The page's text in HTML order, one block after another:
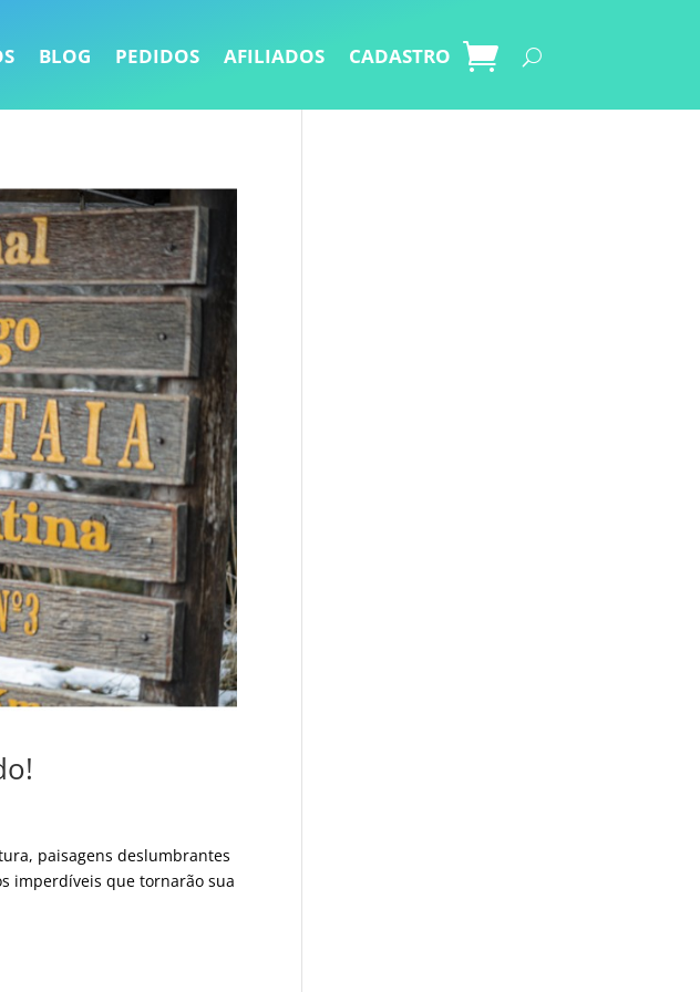
BLOG PEDIDOS AFILIADOS CADASTRO
paisagens deslumbrantes
imperdíveis que tornarão sua